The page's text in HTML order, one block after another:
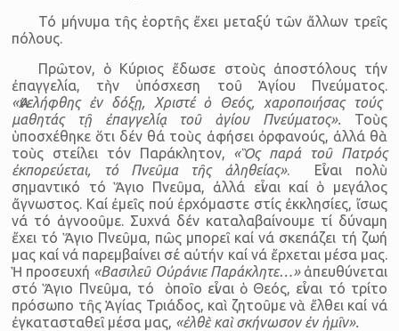
Τό μήνυμα τῆς ἑορτῆς ἔχει μεταξύ τῶν ἄλλων τρεῖς
πόλους.
Πρῶτον, ὁ Κύριος ἔδωσε στοὺς ἀποστόλους τήν
ἐπαγγελία, τὴν ὑπό­σχεση τοῦ Ἁγίου Πνεύ­ματος.
«Ἀνελήφθης ἐν δόξῃ, Χριστέ ὁ Θεός, χαροποιήσας τούς
μαθητάς τῇ ἐπαγγελίᾳ τοῦ ἁγίου Πνεύματος». Τοὺς
ὑποσχέθηκε ὅτι δέν θά τοὺς ἀφήσει ὀρφανούς, ἀλλά θὰ
τοὺς στείλει τόν Παράκλητον, «Ὃς παρά τοῦ Πατρός
ἐκπορεύεται, τό Πνεῦμα τῆς ἀληθείας». Εἶναι πολὺ
σημαντικό τό Ἅγιο Πνεῦμα, ἀλλά εἶναι καί ὁ μεγάλος
ἄγνωστος. Καί ἐμεῖς πού ἐρχόμαστε στίς ἐκκλησίες, ἴσως
νά τό ἀγνοοῦμε. Συχνά δέν καταλαβαίνουμε τί δύναμη
ἔχει τό Ἅγιο Πνεῦμα, πῶς μπορεῖ καί νά σκεπάζει τή ζωή
μας καί νά παρεμβαίνει σέ αὐτήν καί νά ἔρχεται μέσα μας.
Ἡ προσευχή «Βασιλεῦ Οὐράνιε Παράκλητε…»ἀπευθύνεται
στό Ἅγιο Πνεῦμα, τό ὁποῖο εἶναι ὁ Θεός, εἶναι τό τρίτο
πρόσωπο τῆς Ἁγίας Τριάδος, καὶ ζητοῦμε νὰ ἔλθει καί νά
ἐγκατασταθεῖ μέσα μας, «ἐλθὲ καὶ σκήνωσον ἐν ἡμῖν».